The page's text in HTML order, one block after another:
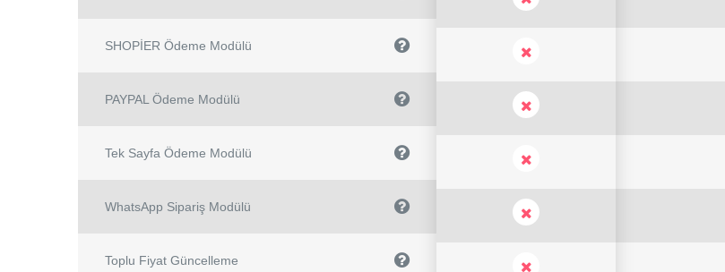
SHOPİER Ödeme Modülü
PAYPAL Ödeme Modülü
Tek Sayfa Ödeme Modülü
WhatsApp Sipariş Modülü
Toplu Fiyat Güncelleme